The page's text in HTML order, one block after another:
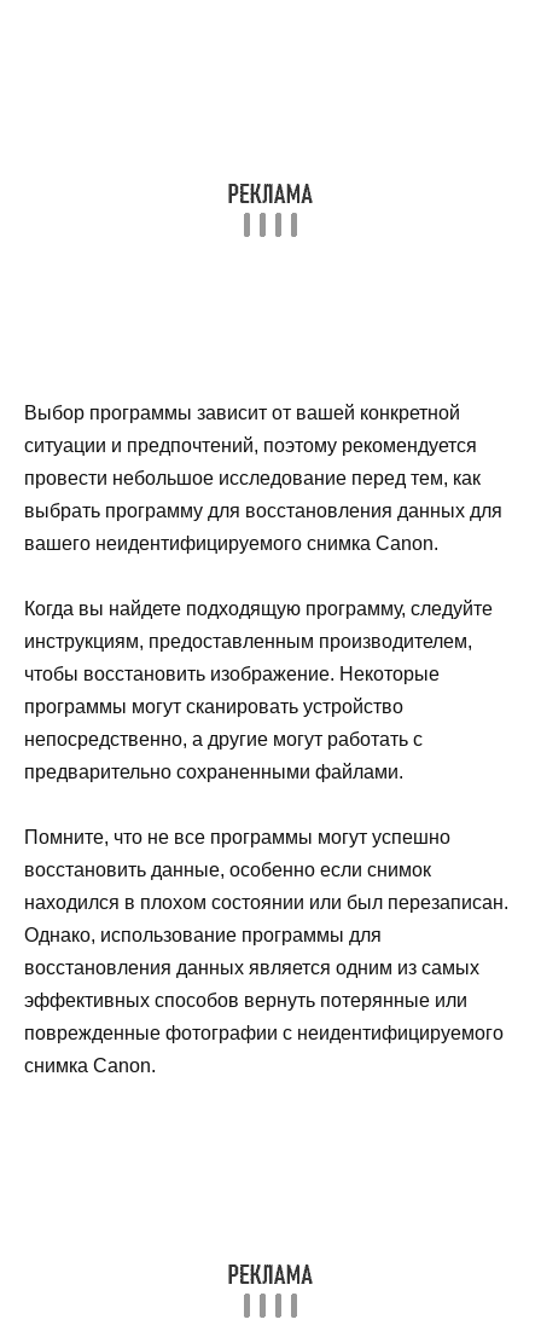
Выбор программы зависит от вашей конкретной
ситуации и предпочтений, поэтому рекомендуется
провести небольшое исследование перед тем, как
выбрать программу для восстановления данных для
вашего неидентифицируемого снимка Canon.
Когда вы найдете подходящую программу, следуйте
инструкциям, предоставленным производителем,
чтобы восстановить изображение. Некоторые
программы могут сканировать устройство
непосредственно, а другие могут работать с
предварительно сохраненными файлами.
Помните, что не все программы могут успешно
восстановить данные, особенно если снимок
находился в плохом состоянии или был перезаписан.
Однако, использование программы для
восстановления данных является одним из самых
эффективных способов вернуть потерянные или
поврежденные фотографии с неидентифицируемого
снимка Canon.